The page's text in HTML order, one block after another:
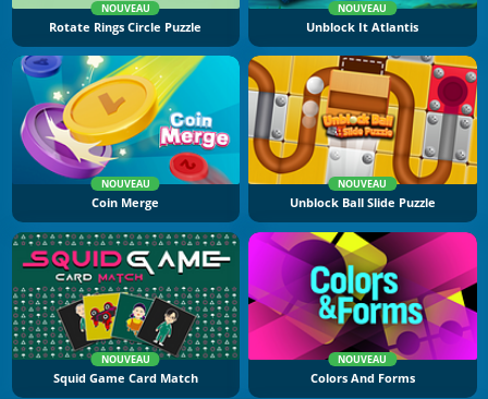
NOUVEAU
Rotate Rings Circle Puzzle
NOUVEAU
Unblock It Atlantis
NOUVEAU
Coin Merge
NOUVEAU
Unblock Ball Slide Puzzle
NOUVEAU
Squid Game Card Match
NOUVEAU
Colors And Forms